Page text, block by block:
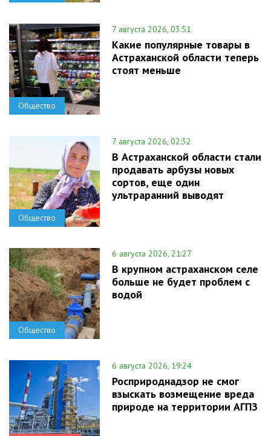
Общество
7 августа 2026, 03:51
Какие популярные товары в
Астраханской области теперь
стоят меньше
Общество
7 августа 2026, 02:32
В Астраханской области стали
продавать арбузы новых
сортов, еще один
ультраранний выводят
Общество
6 августа 2026, 21:27
В крупном астраханском селе
больше не будет проблем с
водой
6 августа 2026, 19:24
Росприроднадзор не смог
взыскать возмещение вреда
природе на территории АГПЗ